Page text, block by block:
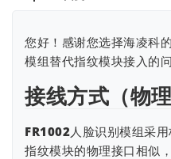
您好！感谢您选择海凌科
模组替代指纹模块接入的
接线方式（物理
FR1002人脸识别模组采
指纹模块的物理接口相似